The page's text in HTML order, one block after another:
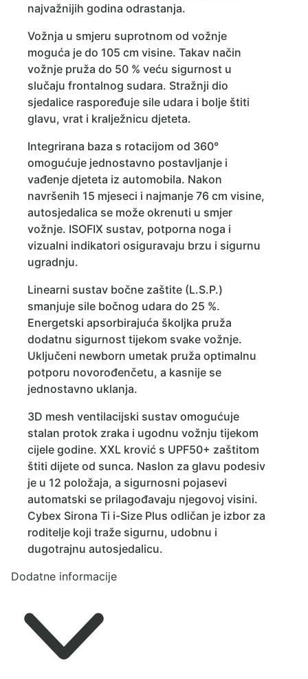
najvažnijih godina odrastanja.
Vožnja u smjeru suprotnom od vožnje
moguća je do 105 cm visine. Takav način
vožnje pruža do 50 % veću sigurnost u
slučaju frontalnog sudara. Stražnji dio
sjedalice raspoređuje sile udara i bolje štiti
glavu, vrat i kralježnicu djeteta.
Integrirana baza s rotacijom od 360°
omogućuje jednostavno postavljanje i
vađenje djeteta iz automobila. Nakon
navršenih 15 mjeseci i najmanje 76 cm visine,
autosjedalica se može okrenuti u smjer
vožnje. ISOFIX sustav, potporna noga i
vizualni indikatori osiguravaju brzu i sigurnu
ugradnju.
Linearni sustav bočne zaštite (L.S.P.)
smanjuje sile bočnog udara do 25 %.
Energetski apsorbirajuća školjka pruža
dodatnu sigurnost tijekom svake vožnje.
Uključeni newborn umetak pruža optimalnu
potporu novorođenčetu, a kasnije se
jednostavno uklanja.
3D mesh ventilacijski sustav omogućuje
stalan protok zraka i ugodnu vožnju tijekom
cijele godine. XXL krović s UPF50+ zaštitom
štiti dijete od sunca. Naslon za glavu podesiv
je u 12 položaja, a sigurnosni pojasevi
automatski se prilagođavaju njegovoj visini.
Cybex Sirona Ti i-Size Plus odličan je izbor za
roditelje koji traže sigurnu, udobnu i
dugotrajnu autosjedalicu.
Dodatne informacije